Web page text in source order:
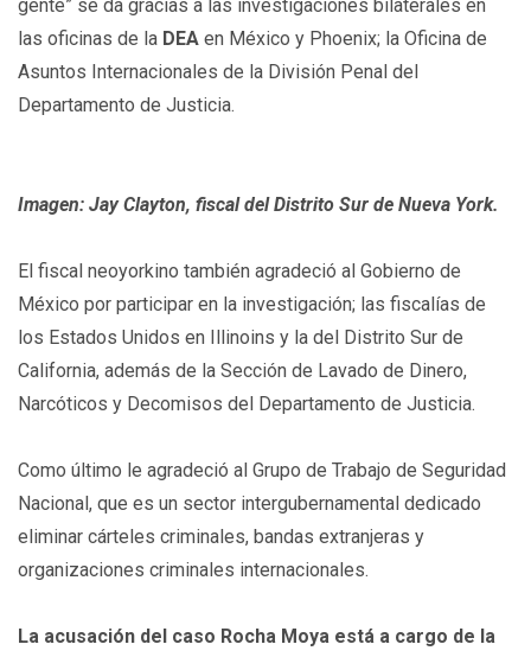
gente” se da gracias a las investigaciones bilaterales en
las oficinas de la DEA en México y Phoenix; la Oficina de
Asuntos Internacionales de la División Penal del
Departamento de Justicia.
Imagen: Jay Clayton, fiscal del Distrito Sur de Nueva York.
El fiscal neoyorkino también agradeció al Gobierno de
México por participar en la investigación; las fiscalías de
los Estados Unidos en Illinoins y la del Distrito Sur de
California, además de la Sección de Lavado de Dinero,
Narcóticos y Decomisos del Departamento de Justicia.
Como último le agradeció al Grupo de Trabajo de Seguridad
Nacional, que es un sector intergubernamental dedicado
eliminar cárteles criminales, bandas extranjeras y
organizaciones criminales internacionales.
La acusación del caso Rocha Moya está a cargo de la